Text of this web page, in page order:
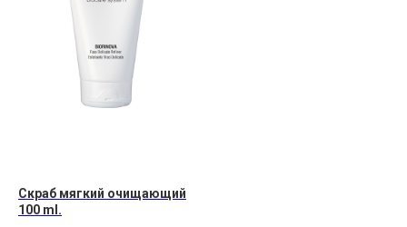
Скраб мягкий очищающий
100 ml.